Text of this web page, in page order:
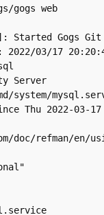
gogs web
Started Gogs
2022/03/17
Server
system/
Thu 2022-03-
doc/refman/en/